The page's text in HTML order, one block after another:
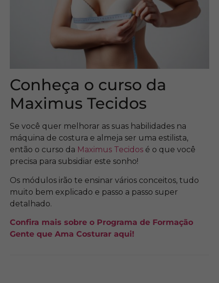
Conheça o curso da
Maximus Tecidos
Se você quer melhorar as suas habilidades na
máquina de costura e almeja ser uma estilista,
então o curso da Maximus Tecidos é o que você
precisa para subsidiar este sonho!
Os módulos irão te ensinar vários conceitos, tudo
muito bem explicado e passo a passo super
detalhado.
Confira mais sobre o Programa de Formação
Gente que Ama Costurar aqui!